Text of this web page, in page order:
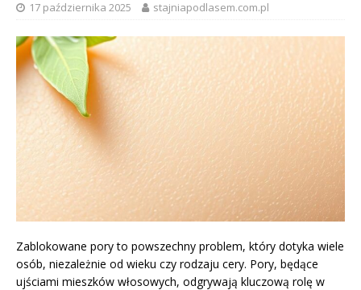
17 października 2025 stajniapodlasem.com.pl
Zablokowane pory to powszechny problem, który dotyka wiele
osób, niezależnie od wieku czy rodzaju cery. Pory, będące
ujściami mieszków włosowych, odgrywają kluczową rolę w